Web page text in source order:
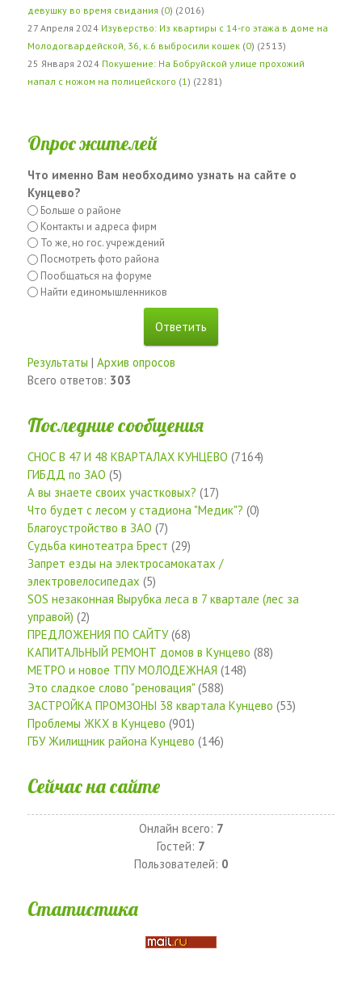
девушку во время свидания (0) (2016)
27 Апреля 2024 Изуверство: Из квартиры с 14-го этажа в доме на
Молодогвардейской, 36, к.6 выбросили кошек (0) (2513)
25 Января 2024 Покушение: На Бобруйской улице прохожий
напал с ножом на полицейского (1 ) (2281)
Опрос жителей
Что именно Вам необходимо узнать на сайте о
Кунцево?
Больше о районе
Контакты и адреса фирм
То же, но гос. учреждений
Посмотреть фото района
Пообщаться на форуме
Найти единомышленников
Результаты | Архив опросов
Всего ответов: 303
Последние сообщения
СНОС В 47 И 48 КВАРТАЛАХ КУНЦЕВО (7164)
ГИБДД по ЗАО (5)
А вы знаете своих участковых? (17)
Что будет с лесом у стадиона "Медик"? (0)
Благоустройство в ЗАО (7)
Судьба кинотеатра Брест (29)
Запрет езды на электросамокатах /
электровелосипедах (5)
SOS незаконная Вырубка леса в 7 квартале (лес за
управой) (2)
ПРЕДЛОЖЕНИЯ ПО САЙТУ(68)
КАПИТАЛЬНЫЙ РЕМОНТ домов в Кунцево (88)
МЕТРО и новое ТПУ МОЛОДЕЖНАЯ (148)
Это сладкое слово "реновация" (588)
ЗАСТРОЙКА ПРОМЗОНЫ 38 квартала Кунцево (53)
Проблемы ЖКХ в Кунцево (901)
ГБУ Жилищник района Кунцево (146)
Сейчас на сайте
Онлайн всего: 7
Гостей: 7
Пользователей: 0
Статистика